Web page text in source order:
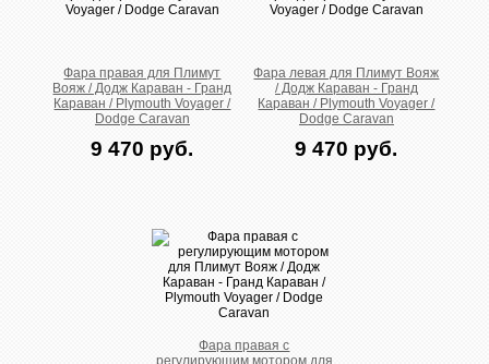
Фара правая для Плимут
Вояж / Додж Караван - Гранд
Караван / Plymouth Voyager /
Dodge Caravan
9 470 руб.
Фара левая для Плимут Вояж
/ Додж Караван - Гранд
Караван / Plymouth Voyager /
Dodge Caravan
9 470 руб.
Фара правая с